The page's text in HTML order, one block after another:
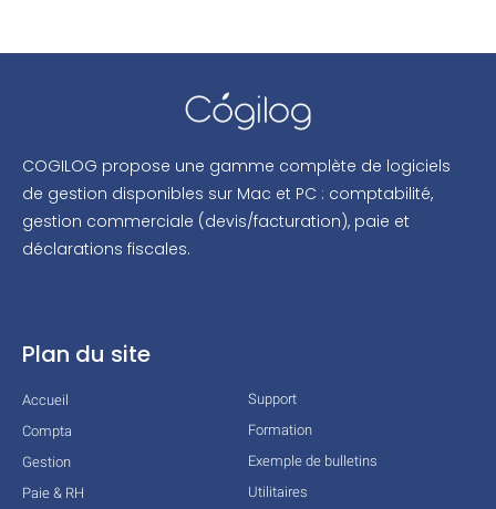
COGILOG propose une gamme complète de logiciels
de gestion disponibles sur Mac et PC : comptabilité,
gestion commerciale (devis/facturation), paie et
déclarations fiscales.
Plan du site
Accueil
Compta
Gestion
Paie & RH
Support
Formation
Exemple de bulletins
Utilitaires